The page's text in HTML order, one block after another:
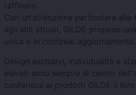
raffinato.
Con un'attenzione particolare alle
agli stili attuali, GILDE propone
unica e in continuo aggiornamento.
Design esclusivi, individualità e
elevati sono sempre al centro
conferisce ai prodotti GILDE il